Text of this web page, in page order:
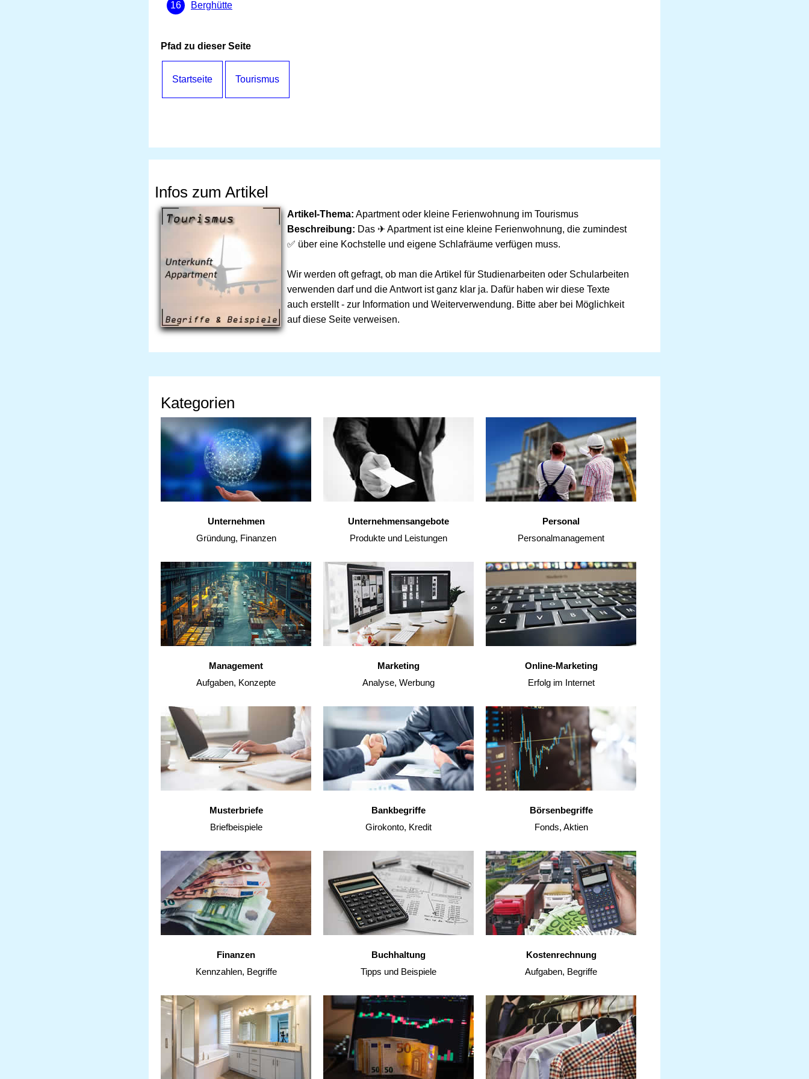
Berghütte
Pfad zu dieser Seite
Startseite Tourismus
Infos zum Artikel
Artikel-Thema: Apartment oder kleine Ferienwohnung im Tourismus
Beschreibung: Das ✈ Apartment ist eine kleine Ferienwohnung, die zumindest
✅ über eine Kochstelle und eigene Schlafräume verfügen muss.
Wir werden oft gefragt, ob man die Artikel für Studienarbeiten oder Schularbeiten
verwenden darf und die Antwort ist ganz klar ja. Dafür haben wir diese Texte
auch erstellt - zur Information und Weiterverwendung. Bitte aber bei Möglichkeit
auf diese Seite verweisen.
Kategorien
Unternehmen
Gründung, Finanzen
Unternehmensangebote
Produkte und Leistungen
Personal
Personalmanagement
Management
Aufgaben, Konzepte
Marketing
Analyse, Werbung
Online-Marketing
Erfolg im Internet
Musterbriefe
Briefbeispiele
Bankbegriffe
Girokonto, Kredit
Börsenbegriffe
Fonds, Aktien
Finanzen
Kennzahlen, Begriffe
Buchhaltung
Tipps und Beispiele
Kostenrechnung
Aufgaben, Begriffe